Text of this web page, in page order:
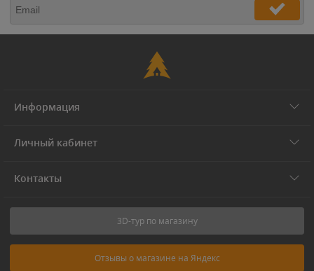
Информация
Личный кабинет
Контакты
3D-тур по магазину
Отзывы о магазине на Яндекс